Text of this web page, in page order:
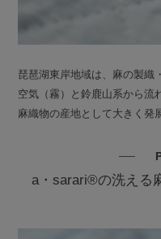
琵琶湖東岸地域は、麻の製織
空気（霧）と鈴鹿山系から流
麻織物の産地として大きく発
a・sarari®の洗える